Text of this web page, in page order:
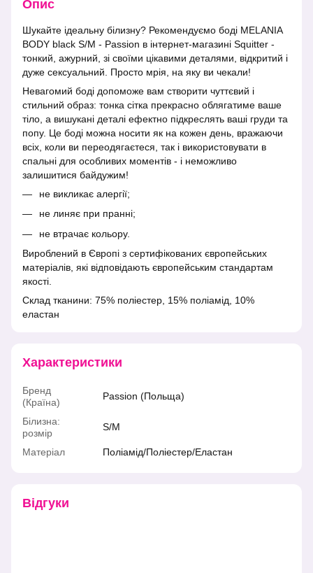
Опис
Шукайте ідеальну білизну? Рекомендуємо боді MELANIA
BODY black S/M - Passion в інтернет-магазині Squitter -
тонкий, ажурний, зі своїми цікавими деталями, відкритий і
дуже сексуальний. Просто мрія, на яку ви чекали!
Невагомий боді допоможе вам створити чуттєвий і
стильний образ: тонка сітка прекрасно облягатиме ваше
тіло, а вишукані деталі ефектно підкреслять ваші груди та
попу. Це боді можна носити як на кожен день, вражаючи
всіх, коли ви переодягаєтеся, так і використовувати в
спальні для особливих моментів - і неможливо
залишитися байдужим!
не викликає алергії;
не линяє при пранні;
не втрачає кольору.
Вироблений в Європі з сертифікованих європейських
матеріалів, які відповідають європейським стандартам
якості.
Склад тканини: 75% поліестер, 15% поліамід, 10%
еластан
Характеристики
Бренд
(Країна)
Passion (Польща)
Білизна:
розмір
S/M
Матеріал Поліамід/Поліестер/Еластан
Відгуки